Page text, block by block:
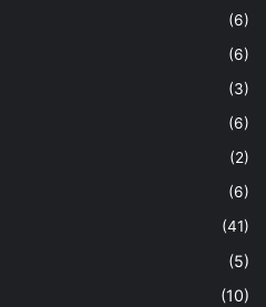
(6)
(6)
(3)
(6)
(2)
(6)
(41)
(5)
(10)